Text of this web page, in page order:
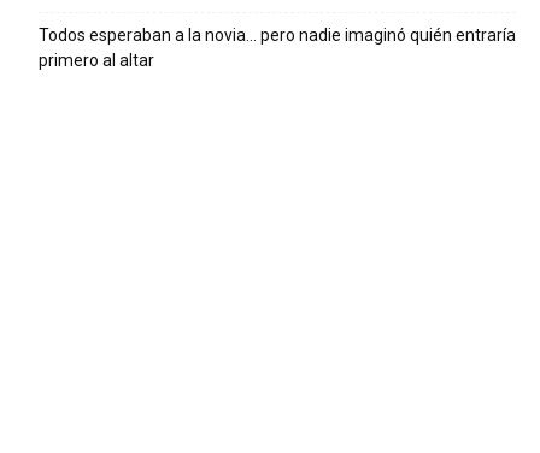
Todos esperaban a la novia… pero nadie imaginó quién entraría
primero al altar